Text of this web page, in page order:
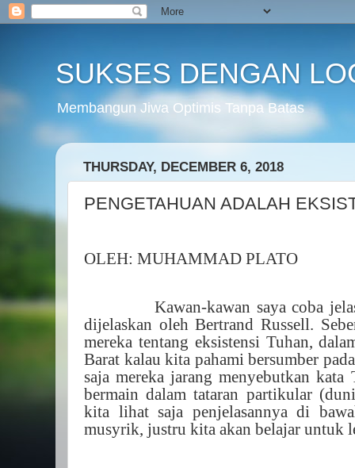
SUKSES DENGAN
Membangun Jiwa Optimis Tanpa Batas
THURSDAY, DECEMBER 6, 2018
PENGETAHUAN ADALAH
OLEH: MUHAMMAD PLATO
Kawan-kawan saya coba
dijelaskan oleh Bertrand Russell.
mereka tentang eksistensi Tuhan,
Barat kalau kita pahami bersumber
saja mereka jarang menyebutkan kata
bermain dalam tataran partikular
kita lihat saja penjelasannya di
musyrik, justru kita akan belajar untuk